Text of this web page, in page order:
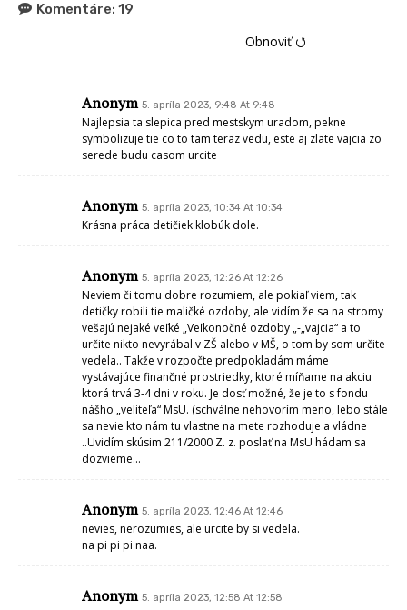
Komentáre: 19
Obnoviť ⭯
Anonym 5. apríla 2023, 9:48 At 9:48
Najlepsia ta slepica pred mestskym uradom, pekne
symbolizuje tie co to tam teraz vedu, este aj zlate vajcia zo
serede budu casom urcite
Anonym 5. apríla 2023, 10:34 At 10:34
Krásna práca detičiek klobúk dole.
Anonym 5. apríla 2023, 12:26 At 12:26
Neviem či tomu dobre rozumiem, ale pokiaľ viem, tak
detičky robili tie maličké ozdoby, ale vidím že sa na stromy
vešajú nejaké veľké „Veľkonočné ozdoby „-„vajcia“ a to
určite nikto nevyrábal v ZŠ alebo v MŠ, o tom by som určite
vedela.. Takže v rozpočte predpokladám máme
vystávajúce finančné prostriedky, ktoré míňame na akciu
ktorá trvá 3-4 dni v roku. Je dosť možné, že je to s fondu
nášho „veliteľa“ MsU. (schválne nehovorím meno, lebo stále
sa nevie kto nám tu vlastne na mete rozhoduje a vládne
..Uvidím skúsim 211/2000 Z. z. poslať na MsU hádam sa
dozvieme…
Anonym 5. apríla 2023, 12:46 At 12:46
nevies, nerozumies, ale urcite by si vedela.
na pi pi pi naa.
Anonym 5. apríla 2023, 12:58 At 12:58